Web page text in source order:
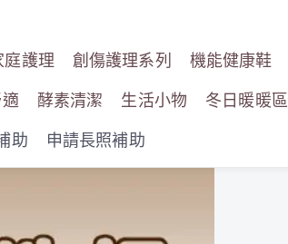
庭護理 創傷護理系列
機能健康鞋
酵素清潔 生活小物
冬日暖暖區
助 申請長照補助